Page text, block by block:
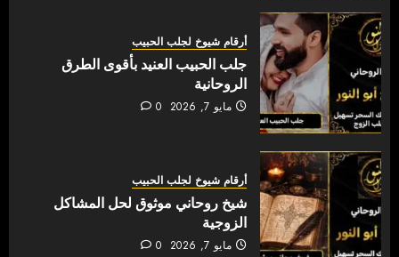
أرقام شيوخ لجلب الحبيب
جلب الحبيب العنيد بأقوى الطرق
الروحانية
مايو 7, 2026 0
أرقام شيوخ لجلب الحبيب
شيخ روحاني موثوق لحل المشاكل
الزوجية
مايو 7, 2026 0